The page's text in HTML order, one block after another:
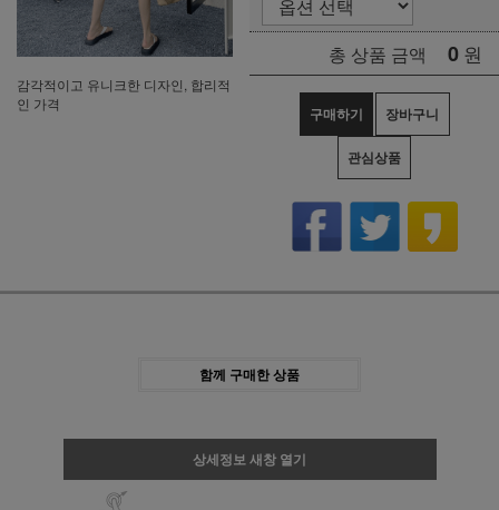
감각적이고 유니크한 디자인, 합리적
인 가격
총 상품 금액 0 원
구매하기 장바구니
관심상품
함께 구매한 상품
상세정보 새창 열기